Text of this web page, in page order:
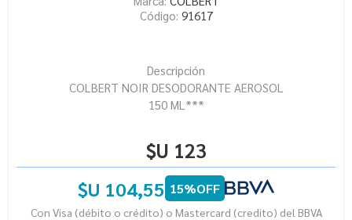
Código: 91617
Descripción
COLBERT NOIR DESODORANTE AEROSOL
150 ML***
$U 123
$U 104,55 15%OFF
Con Visa (débito o crédito) o Mastercard (credito) del BBVA